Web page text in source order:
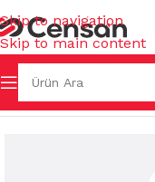
Skip to navigation
Skip to main content
SU